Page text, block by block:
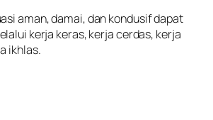
aman, damai, dan kondusif dapat
kerja keras, kerja cerdas, kerja
ikhlas.